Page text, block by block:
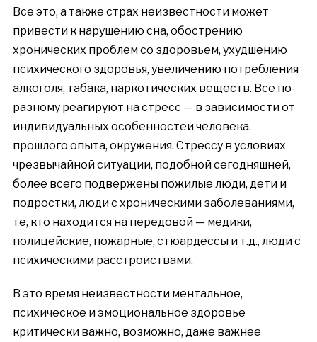
Все это, а также страх неизвестности может
привести к нарушению сна, обострению
хронических проблем со здоровьем, ухудшению
психического здоровья, увеличению потребления
алкоголя, табака, наркотических веществ. Все по-
разному реагируют на стресс — в зависимости от
индивидуальных особенностей человека,
прошлого опыта, окружения. Стрессу в условиях
чрезвычайной ситуации, подобной сегодняшней,
более всего подвержены пожилые люди, дети и
подростки, люди с хроническими заболеваниями,
те, кто находится на передовой— медики,
полицейские, пожарные, стюардессы и т.д., люди с
психическими расстройствами.
В это время неизвестности ментальное,
психическое и эмоциональное здоровье
критически важно, возможно, даже важнее